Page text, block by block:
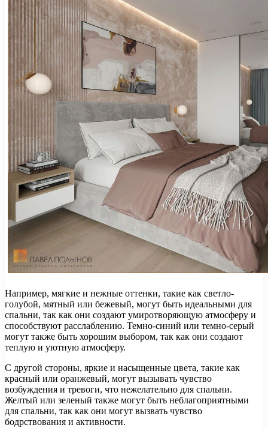
Например, мягкие и нежные оттенки, такие как светло-
голубой, мятный или бежевый, могут быть идеальными для
спальни, так как они создают умиротворяющую атмосферу и
способствуют расслаблению. Темно-синий или темно-серый
могут также быть хорошим выбором, так как они создают
теплую и уютную атмосферу.
С другой стороны, яркие и насыщенные цвета, такие как
красный или оранжевый, могут вызывать чувство
возбуждения и тревоги, что нежелательно для спальни.
Желтый или зеленый также могут быть неблагоприятными
для спальни, так как они могут вызвать чувство
бодрствования и активности.